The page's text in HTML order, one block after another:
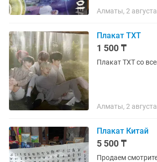
Алматы, 2 августа
Плакат TXT
1 500 ₸
Плакат TXT со
Алматы, 2 августа
Плакат Китай
5 500 ₸
Продаем